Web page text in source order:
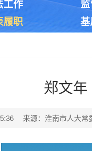
工作
履职 基
郑文年
来源：淮南市人大常